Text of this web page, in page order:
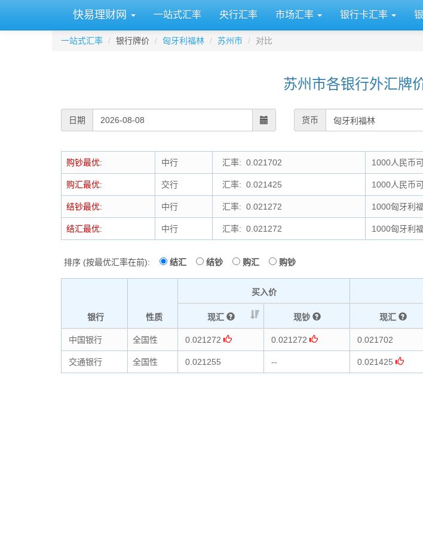
快易理财网 一站式汇率 央行汇率 市场汇率 银行卡汇率
一站式汇率 银行牌价 匈牙利福林 苏州市 对比
苏州市各银行外汇
日期 货币
购钞最优: 中行 汇率: 0.021702 1000人民币
购汇最优: 交行 汇率: 0.021425 1000人民币
结钞最优: 中行 汇率: 0.021272 1000匈牙利
结汇最优: 中行 汇率: 0.021272 1000匈牙利
排序 (按最优汇率在前): 结汇 结钞 购汇 购钞
银行 性质
买入价
现汇 现钞 现汇
中国银行 全国性 0.021272 0.021272 0.021702
交通银行 全国性 0.021255 -- 0.021425